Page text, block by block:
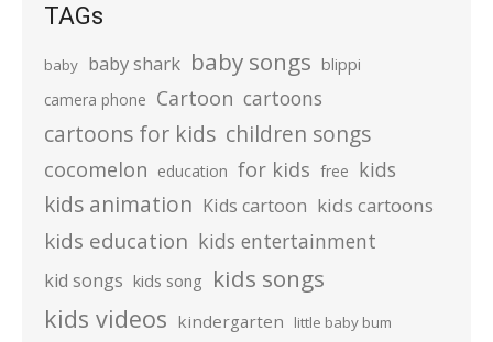
TAGs
baby baby shark baby songs blippi
camera phone Cartoon cartoons
cartoons for kids children songs
cocomelon education for kids free kids
kids animation Kids cartoon kids cartoons
kids education kids entertainment
kid songs kids song kids songs
kids videos kindergarten little baby bum